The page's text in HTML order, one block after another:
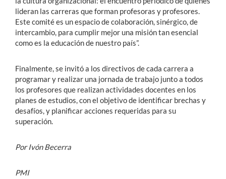
lideran las carreras que forman profesoras y profesores.
Este comité es un espacio de colaboración, sinérgico, de
intercambio, para cumplir mejor una misión tan esencial
como es la educación de nuestro país”.
Finalmente, se invitó a los directivos de cada carrera a
programar y realizar una jornada de trabajo junto a todos
los profesores que realizan actividades docentes en los
planes de estudios, con el objetivo de identificar brechas y
desafíos, y planificar acciones requeridas para su
superación.
Por Ivón Becerra
PMI